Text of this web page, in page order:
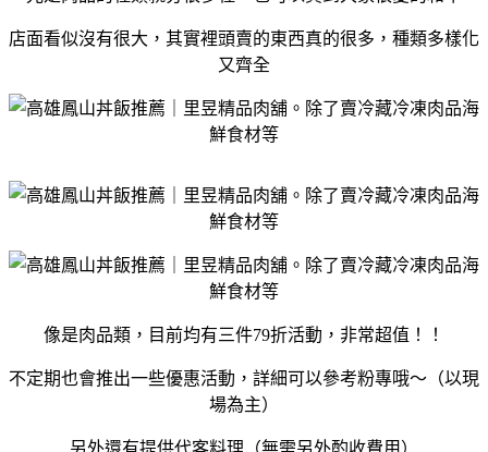
店面看似沒有很大，其實裡頭賣的東西真的很多，種類多樣化
又齊全
像是肉品類，目前均有三件79折活動，非常超值！！
不定期也會推出一些優惠活動，詳細可以參考粉專哦～（以現
場為主）
另外還有提供代客料理（無需另外酌收費用）